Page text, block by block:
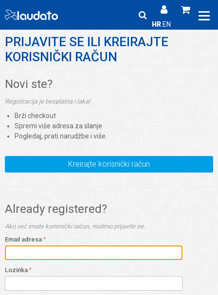
HR EN
PRIJAVITE SE ILI KREIRAJTE
KORISNIČKI RAČUN
Novi ste?
Registracija je besplatna i laka!
Brži checkout
Spremi više adresa za slanje
Pogledaj, prati narudžbe i više.
Kreirajte korisnički račun
Already registered?
Ako već imate korisnički račun, molimo prijavite se.
Email adresa
Lozinka